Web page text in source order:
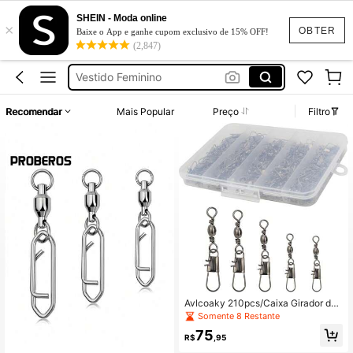
OBTER
×
SHEIN - Moda online
Baixe o App e ganhe cupom exclusivo de 15% OFF!
(2,847)
Vestido Longo
釣具 遠投扣
Vestido Feminino
釣具 遠投扣
Recomendar Mais Popular Preço Filtro
Avlcoaky 210pcs/Caixa Girador de
Pesca com Mosquetão, 210pcs Gir
ador de Barril com Mosquetão
Somente 8 Restante
R$75 ,95